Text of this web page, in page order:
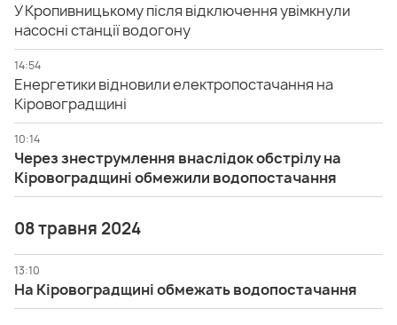
У Кропивницькому після відключення увімкнули
насосні станції водогону
14:54
Енергетики відновили електропостачання на
Кіровоградщині
10:14
Через знеструмлення внаслідок обстрілу на
Кіровоградщині обмежили водопостачання
08 травня 2024
13:10
На Кіровоградщині обмежать водопостачання